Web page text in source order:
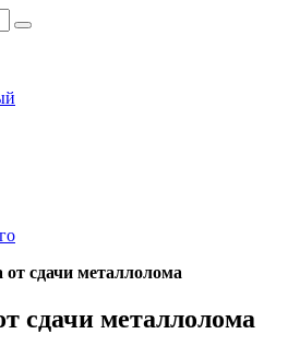
сдачи металлолома
сдачи металлолома